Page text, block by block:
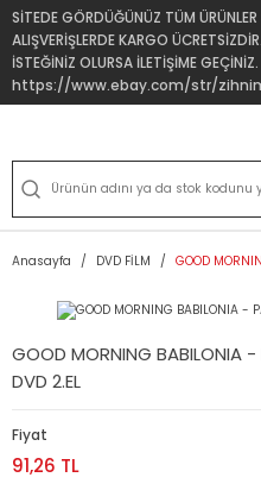
SİTEDE GÖRDÜĞÜNÜZ TÜM
ALIŞVERİŞLERDE KARGO
İSTEĞİNİZ OLURSA İLETİŞİME GEÇİNİZ.
https://www.ebay.com/str/
Anasayfa DVD FİLM GOOD
GOOD MORNING BABILONIA
DVD 2.EL
Fiyat
91,26 TL